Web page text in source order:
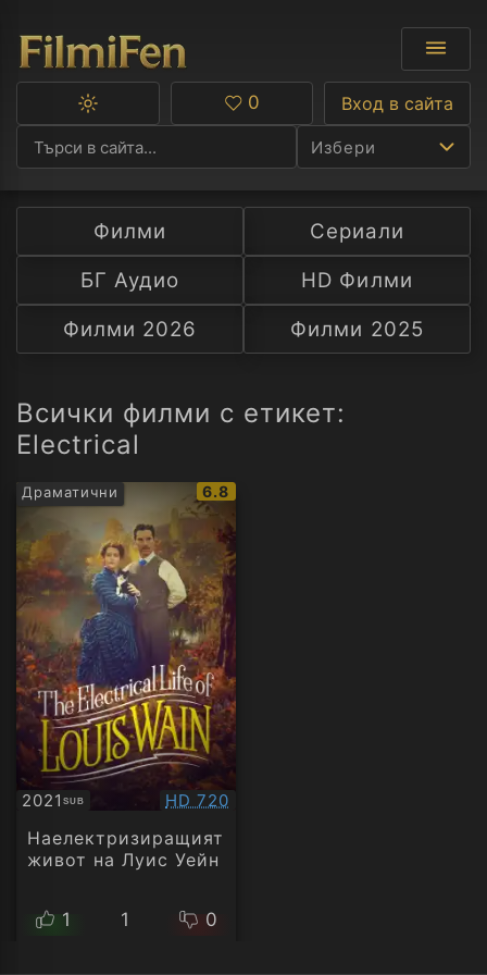
Избери
Ф
С
А
Превключване
тъмна
тема
Любими
0 Вход в сайта
Филми
Сериали
БГ Аудио
HD Филми
Филми 2026
Филми 2025
Всички филми с етикет:
Electrical
Драматични
IMDb
рейтинг:
6.8
2021SUB
Субтитри Качество:
HD 720
Наелектризиращият
живот на Луис Уейн
1 1 0